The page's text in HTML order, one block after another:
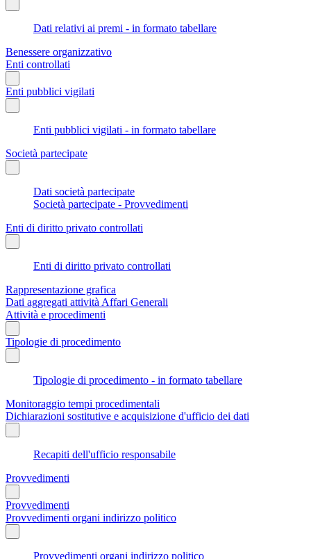
Dati relativi ai premi - in formato tabellare
Benessere organizzativo
Enti controllati
Enti pubblici vigilati
Enti pubblici vigilati - in formato tabellare
Società partecipate
Dati società partecipate
Società partecipate - Provvedimenti
Enti di diritto privato controllati
Enti di diritto privato controllati
Rappresentazione grafica
Dati aggregati attività Affari Generali
Attività e procedimenti
Tipologie di procedimento
Tipologie di procedimento - in formato tabellare
Monitoraggio tempi procedimentali
Dichiarazioni sostitutive e acquisizione d'ufficio dei dati
Recapiti dell'ufficio responsabile
Provvedimenti
Provvedimenti
Provvedimenti organi indirizzo politico
Provvedimenti organi indirizzo politico